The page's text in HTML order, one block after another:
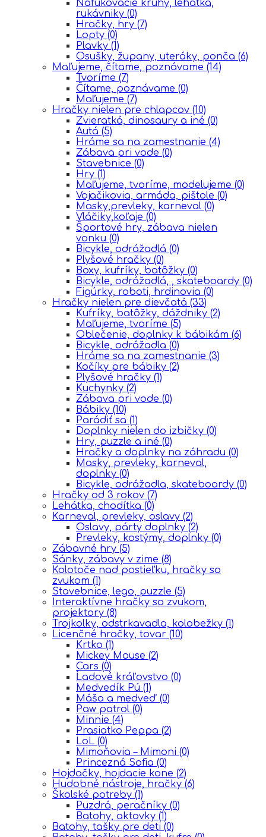
Nafukovacie kruhy, lehátka,
rukávniky (0)
Hračky, hry (7)
Lopty (0)
Plavky (1)
Osušky, župany, uteráky, ponča (6)
Maľujeme, čítame, poznávame (14)
Tvoríme (7)
Čítame, poznávame (0)
Maľujeme (7)
Hračky nielen pre chlapcov (10)
Zvieratká, dinosaury a iné (0)
Autá (5)
Hráme sa na zamestnanie (4)
Zábava pri vode (0)
Stavebnice (0)
Hry (1)
Maľujeme, tvoríme, modelujeme (0)
Vojačikovia, armáda, pištole (0)
Masky,prevleky, karneval (0)
Vláčiky,koľaje (0)
Športové hry, zábava nielen
vonku (0)
Bicykle, odrážadlá (0)
Plyšové hračky (0)
Boxy, kufríky, batôžky (0)
Bicykle, odrážadlá, , skateboardy (0)
Figúrky, roboti, hrdinovia (0)
Hračky nielen pre dievčatá (33)
Kufríky, batôžky, dáždniky (2)
Maľujeme, tvoríme (5)
Oblečenie, doplnky k bábikám (6)
Bicykle, odrážadla (0)
Hráme sa na zamestnanie (3)
Kočíky pre bábiky (2)
Plyšové hračky (1)
Kuchynky (2)
Zábava pri vode (0)
Bábiky (10)
Parádiť sa (1)
Doplnky nielen do izbičky (0)
Hry, puzzle a iné (0)
Hračky a doplnky na záhradu (0)
Masky, prevleky, karneval,
doplnky (0)
Bicykle, odrážadla, skateboardy (0)
Hračky od 3 rokov (7)
Lehátka, chodítka (0)
Karneval, prevleky, oslavy (2)
Oslavy, párty doplnky (2)
Prevleky, kostýmy, doplnky (0)
Zábavné hry (5)
Sánky, zábavy v zime (8)
Kolotoče nad postieľku, hračky so
zvukom (1)
Stavebnice, lego, puzzle (5)
Interaktívne hračky so zvukom,
projektory (8)
Trojkolky, odstrkavadla, kolobežky (1)
Licenčné hračky, tovar (10)
Krtko (1)
Mickey Mouse (2)
Cars (0)
Ĺadové kráľovstvo (0)
Medvedík Pú (1)
Máša a medveď (0)
Paw patrol (0)
Minnie (4)
Prasiatko Peppa (2)
LoL (0)
Mimoňovia – Mimoni (0)
Princezná Sofia (0)
Hojdačky, hojdacie kone (2)
Hudobné nástroje, hračky (6)
Školské potreby (1)
Puzdrá, peračníky (0)
Batohy, aktovky (1)
Batohy, tašky pre deti (0)